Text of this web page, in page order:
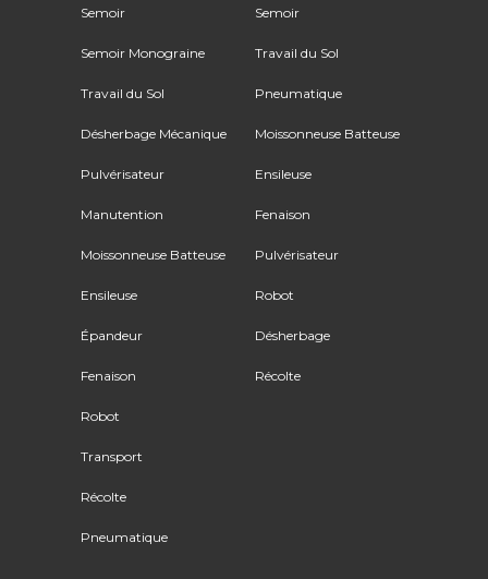
Semoir
Semoir Monograine
Travail du Sol
Désherbage Mécanique
Pulvérisateur
Manutention
Moissonneuse Batteuse
Ensileuse
Épandeur
Fenaison
Robot
Transport
Récolte
Pneumatique
Semoir
Travail du Sol
Pneumatique
Moissonneuse Batteuse
Ensileuse
Fenaison
Pulvérisateur
Robot
Désherbage
Récolte